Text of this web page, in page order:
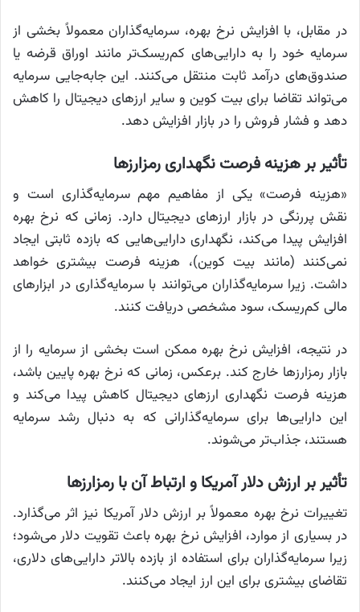
در مقابل، با افزایش نرخ بهره، سرمایه‌گذاران معمولاً بخشی از
سرمایه خود را به دارایی‌های کم‌ریسک‌تر مانند اوراق قرضه یا
صندوق‌های درآمد ثابت منتقل می‌کنند. این جابه‌جایی سرمایه
می‌تواند تقاضا برای بیت کوین و سایر ارزهای دیجیتال را کاهش
دهد و فشار فروش را در بازار افزایش دهد.
تأثیر بر هزینه فرصت نگهداری رمزارزها
«هزینه فرصت» یکی از مفاهیم مهم سرمایه‌گذاری است و
نقش پررنگی در بازار ارزهای دیجیتال دارد. زمانی که نرخ بهره
افزایش پیدا می‌کند، نگهداری دارایی‌هایی که بازده ثابتی ایجاد
نمی‌کنند (مانند بیت کوین)، هزینه فرصت بیشتری خواهد
داشت. زیرا سرمایه‌گذاران می‌توانند با سرمایه‌گذاری در ابزارهای
مالی کم‌ریسک، سود مشخصی دریافت کنند.
در نتیجه، افزایش نرخ بهره ممکن است بخشی از سرمایه را از
بازار رمزارزها خارج کند. برعکس، زمانی که نرخ بهره پایین باشد،
هزینه فرصت نگهداری ارزهای دیجیتال کاهش پیدا می‌کند و
این دارایی‌ها برای سرمایه‌گذارانی که به دنبال رشد سرمایه
هستند، جذاب‌تر می‌شوند.
تأثیر بر ارزش دلار آمریکا و ارتباط آن با رمزارزها
تغییرات نرخ بهره معمولاً بر ارزش دلار آمریکا نیز اثر می‌گذارد.
در بسیاری از موارد، افزایش نرخ بهره باعث تقویت دلار می‌شود؛
زیرا سرمایه‌گذاران برای استفاده از بازده بالاتر دارایی‌های دلاری،
تقاضای بیشتری برای این ارز ایجاد می‌کنند.